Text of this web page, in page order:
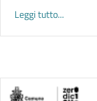
Leggi tutto...